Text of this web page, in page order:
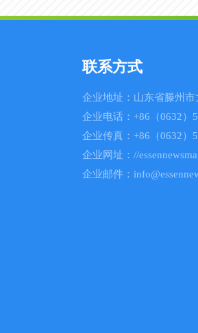
联系方式
企业地址：山东省滕州
企业电话：+86（0632）
企业传真：+86（0632）
企业网址：//
企业邮件：